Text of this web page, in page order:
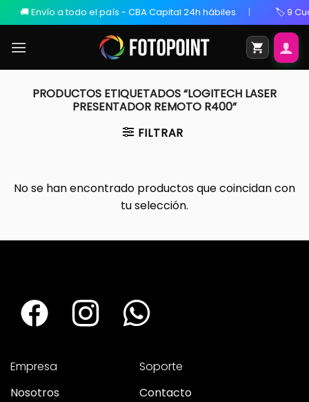
🚚 Envío a todo el país - CBA Capital 24h hábiles 🏷️ 9
PRODUCTOS ETIQUETADOS “LOGITECH LASER
PRESENTADOR REMOTO R400”
FILTRAR
No se han encontrado productos que coincidan con
tu selección.
Empresa
Nosotros
Soporte
Contacto